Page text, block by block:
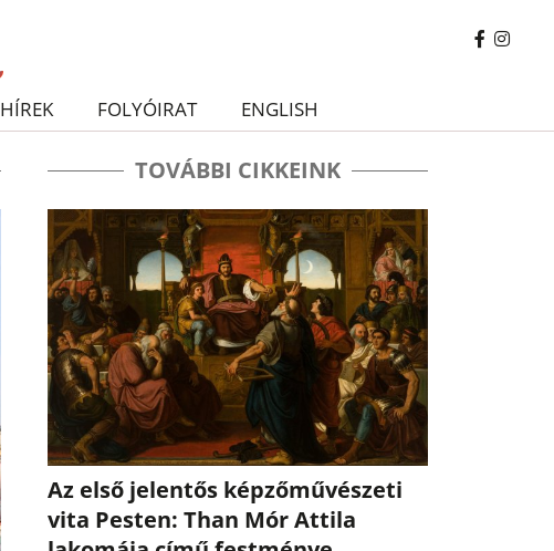
HÍREK FOLYÓIRAT ENGLISH
TOVÁBBI CIKKEINK
Az első jelentős képzőművészeti
vita Pesten: Than Mór Attila